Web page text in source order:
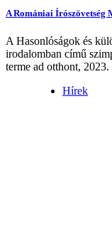
A Romániai Írószövetség
A Hasonlóságok és
irodalomban című
terme ad otthont,
Hírek